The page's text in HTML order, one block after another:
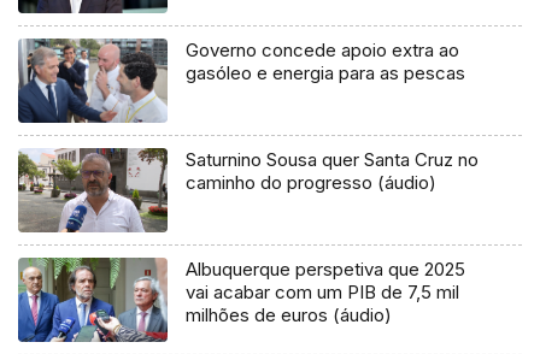
Governo concede apoio extra ao
gasóleo e energia para as pescas
Saturnino Sousa quer Santa Cruz no
caminho do progresso (áudio)
Albuquerque perspetiva que 2025
vai acabar com um PIB de 7,5 mil
milhões de euros (áudio)